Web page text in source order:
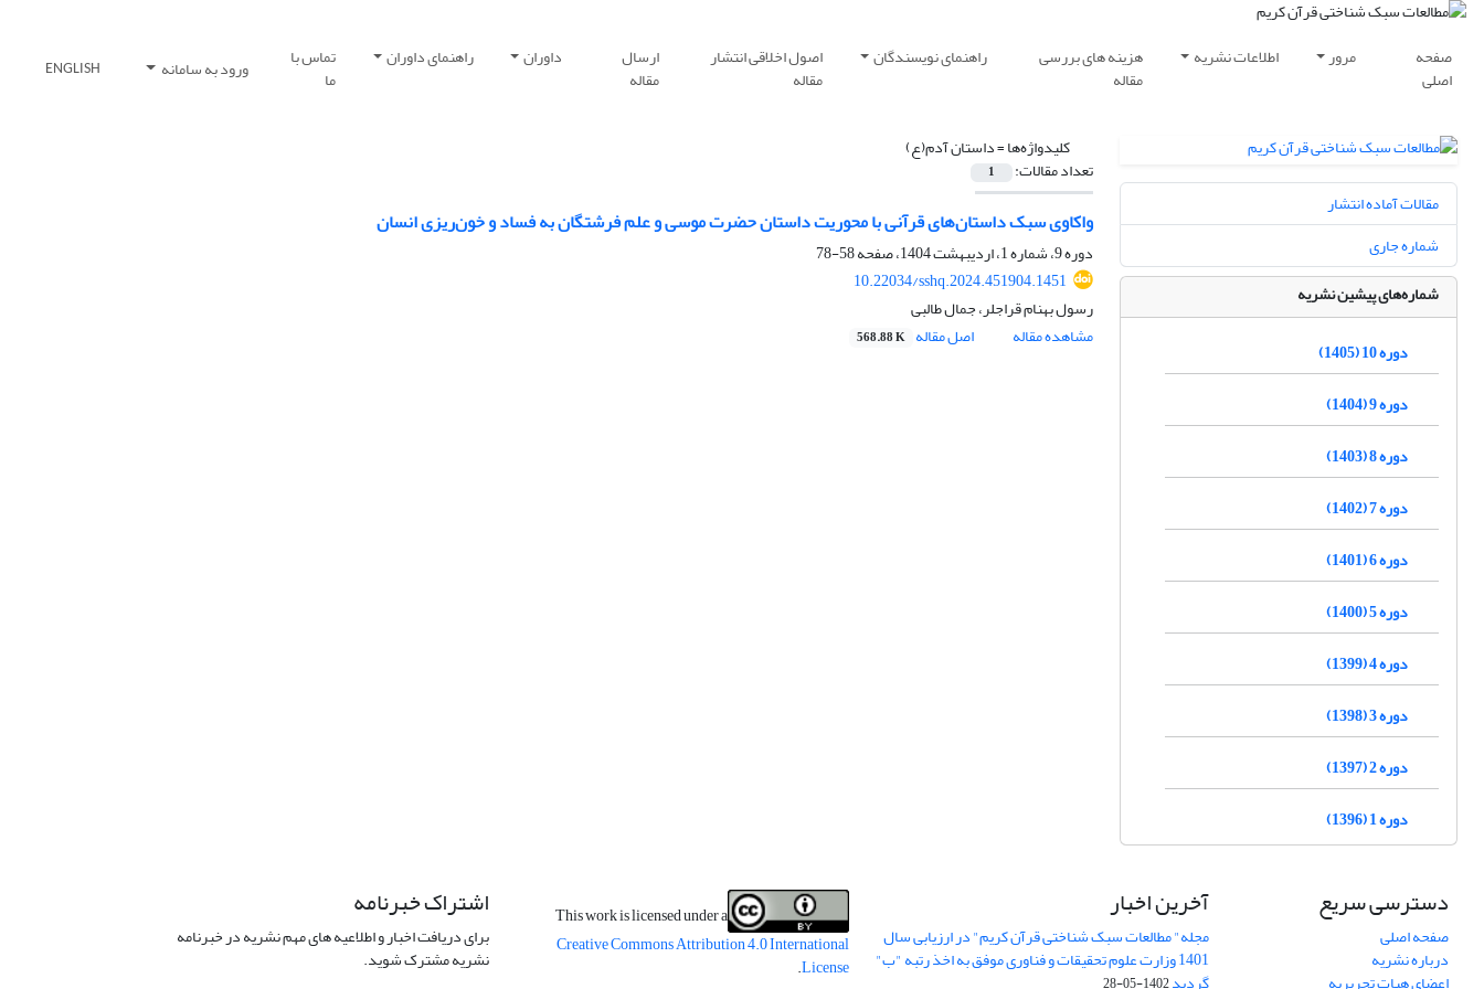
صفحه
اصلی
مرور اطلاعات نشریه هزینه های بررسی
مقاله
راهنمای نویسندگان اصول اخلاقی انتشار
مقاله
ارسال
مقاله
داوران راهنمای داوران تماس با
ما ورود به سامانه ENGLISH
کلیدواژه‌ها =داستان آدم(ع)
تعداد مقالات: 1
واکاوی سبک داستان‌های قرآنی با محوریت داستان حضرت موسی و علم فرشتگان به فساد و خون‌ریزی انسان
دوره 9، شماره 1، اردیبهشت 1404، صفحه
58-78
10.22034/sshq.2024.451904.1451
رسول بهنام قراجلر، جمال طالبی
مشاهده مقاله
اصل مقاله 568.88 K
مقالات آماده انتشار
شماره جاری
شماره‌های پیشین نشریه
دوره 10 (1405)
دوره 9 (1404)
دوره 8 (1403)
دوره 7 (1402)
دوره 6 (1401)
دوره 5 (1400)
دوره 4 (1399)
دوره 3 (1398)
دوره 2 (1397)
دوره 1 (1396)
دسترسی سریع
صفحه اصلی
درباره نشریه
اعضای هیات تحریریه
آخرین اخبار
مجله" مطالعات سبک شناختی قرآن کریم" در ارزیابی سال
1401 وزارت علوم تحقیقات و فناوری موفق به اخذ رتبه "ب"
گردید1402-05-28
This work is licensed under a
Creative Commons Attribution 4.0 International
License
.
اشتراک خبرنامه
برای دریافت اخبار و اطلاعیه های مهم نشریه در خبرنامه
نشریه مشترک شوید.